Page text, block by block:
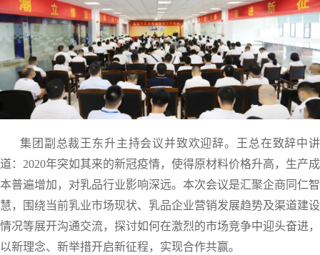
集团副总裁王东升主持会议并致欢迎辞。王总在致辞中讲
道：2020年突如其来的新冠疫情，使得原材料价格升高，生产成
本普遍增加，对乳品行业影响深远。本次会议是汇聚企商同仁智
慧，围绕当前乳业市场现状、乳品企业营销发展趋势及渠道建设
情况等展开沟通交流，探讨如何在激烈的市场竞争中迎头奋进，
以新理念、新举措开启新征程，实现合作共赢。